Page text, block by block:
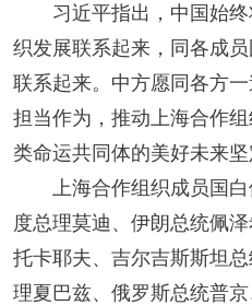
习近平指出，中国始终
织发展联系起来，同各成
联系起来。中方愿同各方
担当作为，推动上海合作
类命运共同体的美好未来坚
上海合作组织成员国白
度总理莫迪、伊朗总统佩
托卡耶夫、吉尔吉斯斯坦
理夏巴兹、俄罗斯总统普